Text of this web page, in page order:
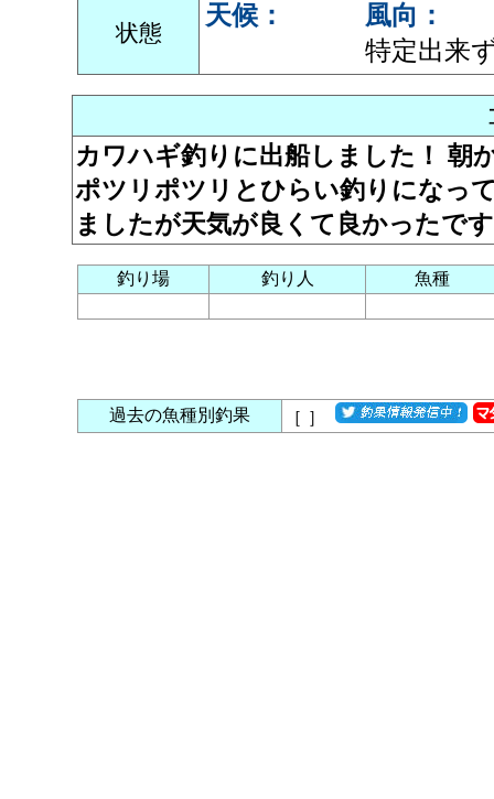
状態
天候：
風向：
特定出来
カワハギ釣りに出船しました！ 朝
ポツリポツリとひらい釣りになっ
ましたが天気が良くて良かったで
釣り場 釣り人 魚種
過去の魚種別釣果 ［ ］